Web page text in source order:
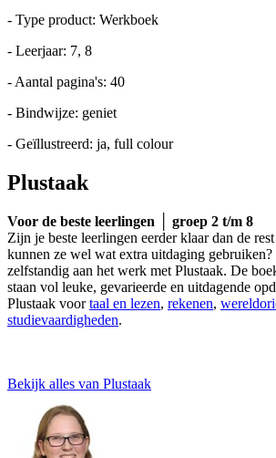
- Type product: Werkboek
- Leerjaar: 7, 8
- Aantal pagina's: 40
- Bindwijze: geniet
- Geïllustreerd: ja, full colour
Plustaak
Voor de beste leerlingen │ groep 2 t/m 8
Zijn je beste leerlingen eerder klaar dan de
kunnen ze wel wat extra uitdaging gebruiken?
zelfstandig aan het werk met Plustaak. De
staan vol leuke, gevarieerde en uitdagende
Plustaak voortaal en lezen, rekenen,
studievaardigheden.
Bekijk alles van Plustaak